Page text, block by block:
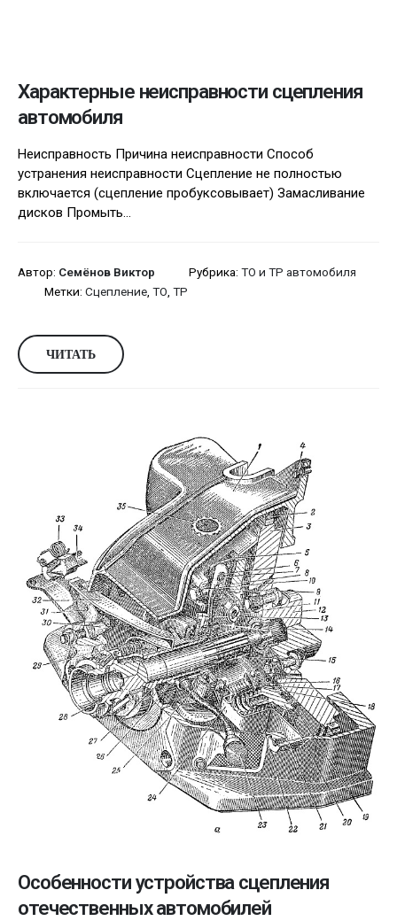
Характерные неисправности сцепления
автомобиля
Неисправность Причина неисправности Способ
устранения неисправности Сцепление не полностью
включается (сцепление пробуксовывает) Замасливание
дисков Промыть...
Автор: Семёнов Виктор Рубрика: ТО и ТР автомобиля
Метки: Сцепление ТО ТР
ЧИТАТЬ
Особенности устройства сцепления
отечественных автомобилей